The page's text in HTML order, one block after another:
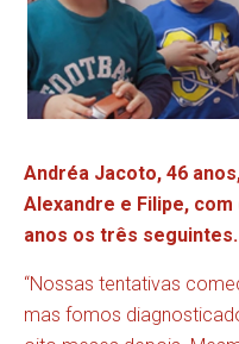
Andréa Jacoto, 46
Alexandre e Filipe,
anos os três seguintes.
“Nossas tentativas
mas fomos